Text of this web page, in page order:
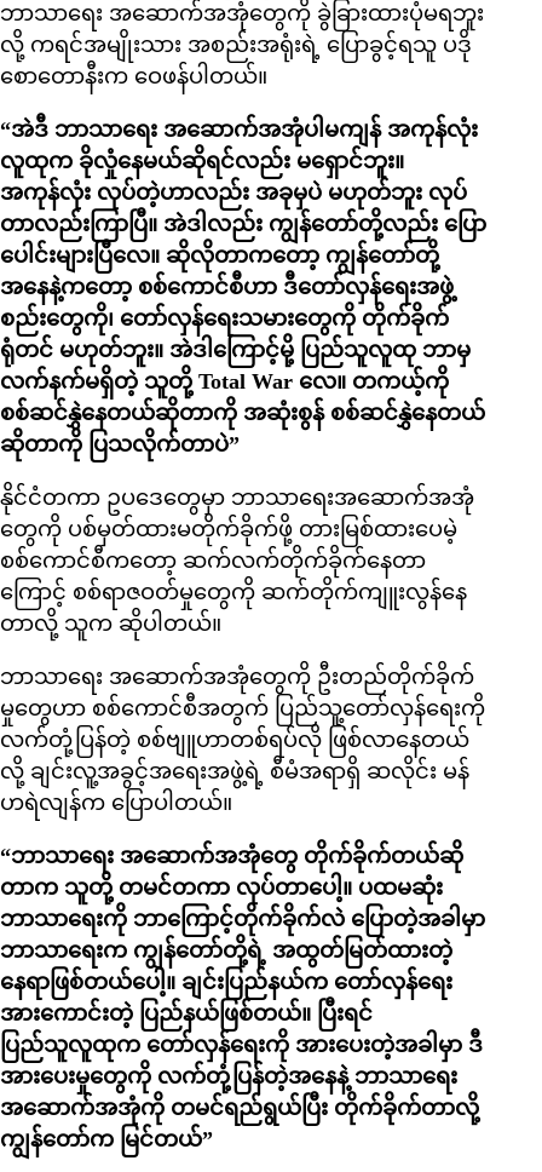
ဘာသာရေး အဆောက်အအုံတွေကို ခွဲခြားထားပုံမရဘူး
လို့ ကရင်အမျိုးသား အစည်းအရုံးရဲ့ ပြောခွင့်ရသူ ပဒို
စောတောနီးက ဝေဖန်ပါတယ်။
“အဲဒီ ဘာသာရေး အဆောက်အအုံပါမကျန် အကုန်လုံး
လူထုက ခိုလှုံနေမယ်ဆိုရင်လည်း မရှောင်ဘူး။
အကုန်လုံး လုပ်တဲ့ဟာလည်း အခုမှပဲ မဟုတ်ဘူး လုပ်
တာလည်းကြာပြီ။ အဲဒါလည်း ကျွန်တော်တို့လည်း ပြော
ပေါင်းများပြီလေ။ ဆိုလိုတာကတော့ ကျွန်တော်တို့
အနေနဲ့ကတော့ စစ်ကောင်စီဟာ ဒီတော်လှန်ရေးအဖွဲ့
စည်းတွေကို၊ တော်လှန်ရေးသမားတွေကို တိုက်ခိုက်
ရုံတင် မဟုတ်ဘူး။ အဲဒါကြောင့်မို့ ပြည်သူလူထု ဘာမှ
လက်နက်မရှိတဲ့ သူတို့ Total War လေ။ တကယ့်ကို
စစ်ဆင်နွှဲနေတယ်ဆိုတာကို အဆုံးစွန် စစ်ဆင်နွှဲနေတယ်
ဆိုတာကို ပြသလိုက်တာပဲ”
နိုင်ငံတကာ ဥပဒေတွေမှာ ဘာသာရေးအဆောက်အအုံ
တွေကို ပစ်မှတ်ထားမတိုက်ခိုက်ဖို့ တားမြစ်ထားပေမဲ့
စစ်ကောင်စီကတော့ ဆက်လက်တိုက်ခိုက်နေတာ
ကြောင့် စစ်ရာဇဝတ်မှုတွေကို ဆက်တိုက်ကျူးလွန်နေ
တာလို့ သူက ဆိုပါတယ်။
ဘာသာရေး အဆောက်အအုံတွေကို ဦးတည်တိုက်ခိုက်
မှုတွေဟာ စစ်ကောင်စီအတွက် ပြည်သူ့တော်လှန်ရေးကို
လက်တုံ့ပြန်တဲ့ စစ်ဗျူဟာတစ်ရပ်လို ဖြစ်လာနေတယ်
လို့ ချင်းလူ့အခွင့်အရေးအဖွဲ့ရဲ့ စီမံအရာရှိ ဆလိုင်း မန်
ဟရဲလျန်က ပြောပါတယ်။
“ဘာသာရေး အဆောက်အအုံတွေ တိုက်ခိုက်တယ်ဆို
တာက သူတို့ တမင်တကာ လုပ်တာပေါ့။ ပထမဆုံး
ဘာသာရေးကို ဘာကြောင့်တိုက်ခိုက်လဲ ပြောတဲ့အခါမှာ
ဘာသာရေးက ကျွန်တော်တို့ရဲ့ အထွတ်မြတ်ထားတဲ့
နေရာဖြစ်တယ်ပေါ့။ ချင်းပြည်နယ်က တော်လှန်ရေး
အားကောင်းတဲ့ ပြည်နယ်ဖြစ်တယ်။ ပြီးရင်
ပြည်သူလူထုက တော်လှန်ရေးကို အားပေးတဲ့အခါမှာ ဒီ
အားပေးမှုတွေကို လက်တုံ့ပြန်တဲ့အနေနဲ့ ဘာသာရေး
အဆောက်အအုံကို တမင်ရည်ရွယ်ပြီး တိုက်ခိုက်တာလို့
ကျွန်တော်က မြင်တယ်”